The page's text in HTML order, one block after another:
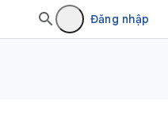
Đăng nhập